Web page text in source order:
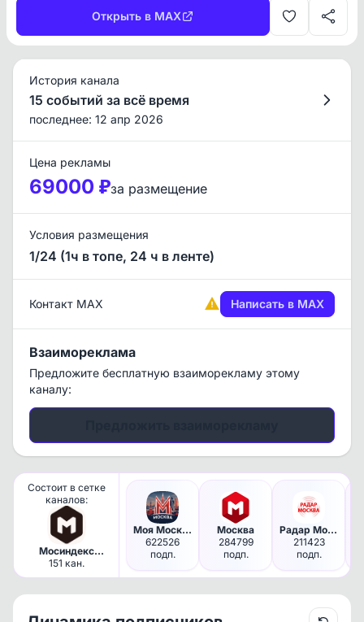
Открыть в MAX
История канала
15 событий за всё время
последнее: 12 апр 2026
Цена рекламы
69000 ₽за размещение
Условия размещения
1/24 (1ч в топе, 24 ч в ленте)
Контакт MAX Написать в MAX
Взаимореклама
Предложите бесплатную взаиморекламу этому
каналу:
Состоит в сетке
каналов:
Мосиндекс
Медиа /
Московские
151 кан.
Моя Москва
622526
подп.
Москва
284799
подп.
Радар Москва и МО | Оповещения
211423
подп.